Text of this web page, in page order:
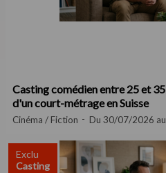
Casting comédien entre 25 et
d'un court-métrage en Suisse
Cinéma / Fiction Du 30/07/2026
Exclu
Casting